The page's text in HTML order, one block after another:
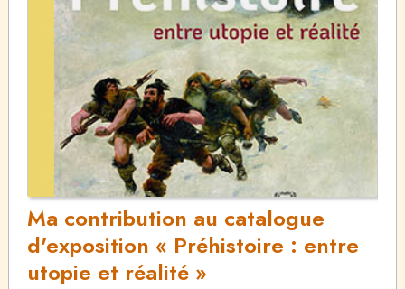
Ma contribution au catalogue
d'exposition « Préhistoire : entre
utopie et réalité »